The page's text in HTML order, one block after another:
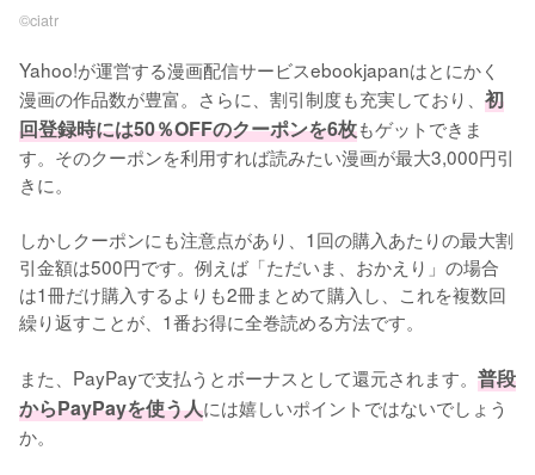
©︎ciatr
Yahoo!が運営する漫画配信サービスebookjapanはとにかく
漫画の作品数が豊富。さらに、割引制度も充実しており、 初
回登録時には50％OFFのクーポンを6枚もゲットできま
す。そのクーポンを利用すれば読みたい漫画が最大3,000円引
きに。
しかしクーポンにも注意点があり、1回の購入あたりの最大割
引金額は500円です。例えば「ただいま、おかえり」の場合
は1冊だけ購入するよりも2冊まとめて購入し、これを複数回
繰り返すことが、1番お得に全巻読める方法です。
また、PayPayで支払うとボーナスとして還元されます。 普段
からPayPayを使う人には嬉しいポイントではないでしょう
か。